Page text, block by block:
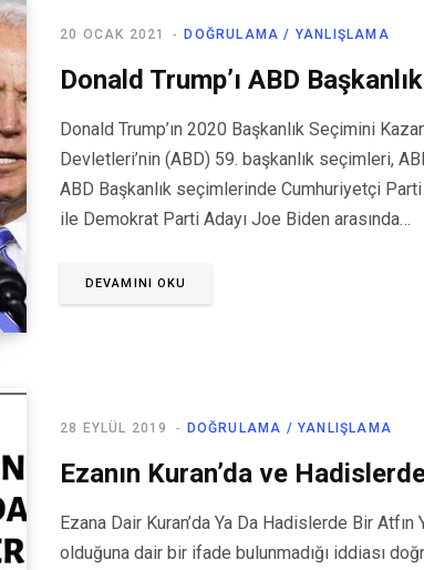
DOĞRULAMA / YANLIŞLAMA
20 OCAK 2021
Donald Trump’ı ABD
Donald Trump’ın 2020 Başkanlık Seçimini
Devletleri’nin (ABD) 59. başkanlık seçimleri,
ABD Başkanlık seçimlerinde Cumhuriyetçi
ile Demokrat Parti Adayı Joe Biden arasında…
DEVAMINI OKU
DOĞRULAMA / YANLIŞLAMA
28 EYLÜL 2019
Ezanın Kuran’da ve
Ezana Dair Kuran’da Ya Da Hadislerde Bir
olduğuna dair bir ifade bulunmadığı iddiası